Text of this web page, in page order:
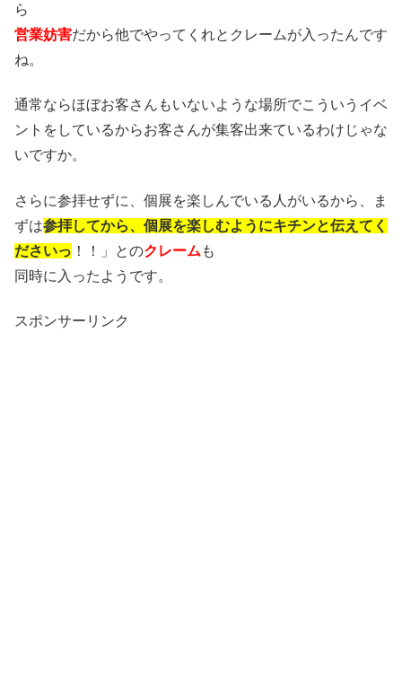
ら
営業妨害だから他でやってくれとクレームが入ったんです
ね。
通常ならほぼお客さんもいないような場所でこういうイベ
ントをしているからお客さんが集客出来ているわけじゃな
いですか。
さらに参拝せずに、個展を楽しんでいる人がいるから、ま
ずは参拝してから、個展を楽しむようにキチンと伝えてく
ださいっ ！！」とのクレーム も
同時に入ったようです。
スポンサーリンク